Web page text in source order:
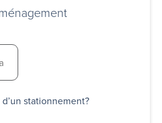
stationnement?